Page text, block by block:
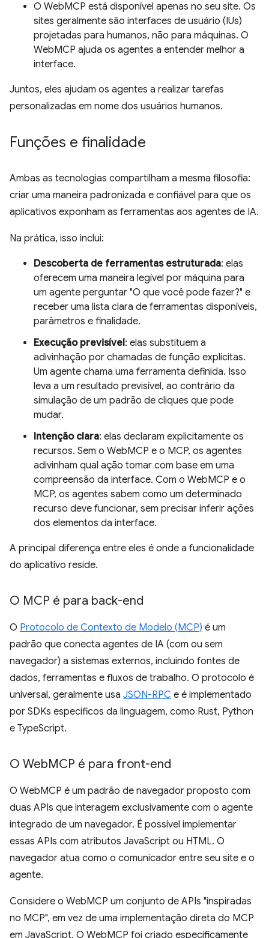
O WebMCP está disponível apenas no seu site. Os
sites geralmente são interfaces de usuário (IUs)
projetadas para humanos, não para máquinas. O
WebMCP ajuda os agentes a entender melhor a
interface.
Juntos, eles ajudam os agentes a realizar tarefas
personalizadas em nome dos usuários humanos.
Funções e finalidade
Ambas as tecnologias compartilham a mesma filosofia:
criar uma maneira padronizada e confiável para que os
aplicativos exponham as ferramentas aos agentes de IA.
Na prática, isso inclui:
Descoberta de ferramentas estruturada: elas
oferecem uma maneira legível por máquina para
um agente perguntar "O que você pode fazer?" e
receber uma lista clara de ferramentas disponíveis,
parâmetros e finalidade.
Execução previsível: elas substituem a
adivinhação por chamadas de função explícitas.
Um agente chama uma ferramenta definida. Isso
leva a um resultado previsível, ao contrário da
simulação de um padrão de cliques que pode
mudar.
Intenção clara: elas declaram explicitamente os
recursos. Sem o WebMCP e o MCP, os agentes
adivinham qual ação tomar com base em uma
compreensão da interface. Com o WebMCP e o
MCP, os agentes sabem como um determinado
recurso deve funcionar, sem precisar inferir ações
dos elementos da interface.
A principal diferença entre eles é onde a funcionalidade
do aplicativo reside.
O MCP é para back-end
O Protocolo de Contexto de Modelo (MCP) é um
padrão que conecta agentes de IA (com ou sem
navegador) a sistemas externos, incluindo fontes de
dados, ferramentas e fluxos de trabalho. O protocolo é
universal, geralmente usa JSON-RPC e é implementado
por SDKs específicos da linguagem, como Rust, Python
e TypeScript.
O WebMCP é para front-end
O WebMCP é um padrão de navegador proposto com
duas APIs que interagem exclusivamente com o agente
integrado de um navegador. É possível implementar
essas APIs com atributos JavaScript ou HTML. O
navegador atua como o comunicador entre seu site e o
agente.
Considere o WebMCP um conjunto de APIs "inspiradas
no MCP", em vez de uma implementação direta do MCP
em JavaScript. O WebMCP foi criado especificamente